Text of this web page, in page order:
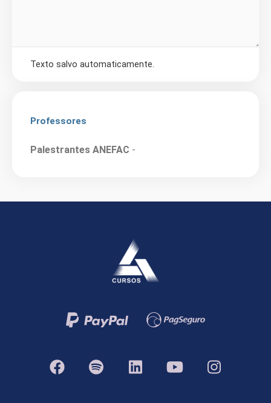
Texto salvo automaticamente.
Professores
Palestrantes ANEFAC -